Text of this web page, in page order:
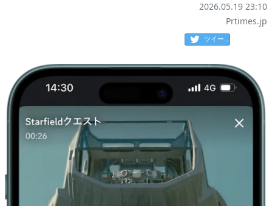
2026.05.19 23:10
Prtimes.jp
ツイート